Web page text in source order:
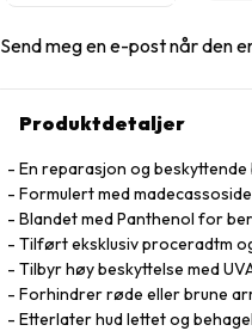
Send meg en e-post når den
Produktdetaljer
En reparasjon og
Formulert med
Blandet med Panthenol for
Tilført eksklusiv proceradtm
Tilbyr høy beskyttelse med
Forhindrer røde eller brune
Etterlater hud lettet og